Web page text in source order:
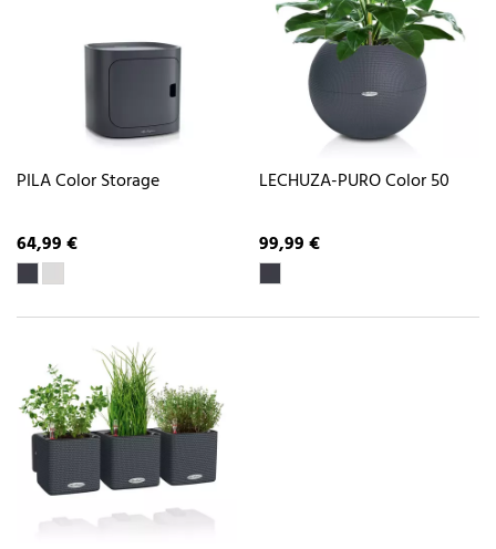
PILA Color Storage
64,99 €
LECHUZA-PURO Color 50
99,99 €